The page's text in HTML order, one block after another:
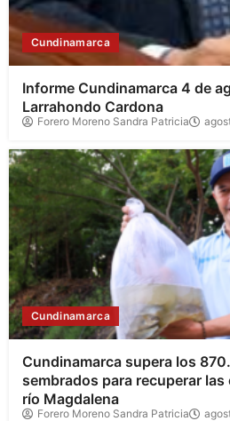
Cundinamarca
Informe Cundinamarca 4 de
Larrahondo Cardona
Forero Moreno Sandra Patricia
Cundinamarca
Cundinamarca supera los
sembrados para recuperar
río Magdalena
Forero Moreno Sandra Patricia